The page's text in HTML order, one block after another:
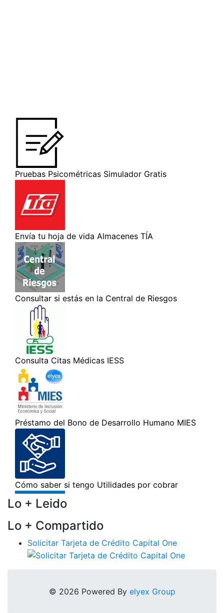
Lo + Leido
Lo + Compartido
Solicitar Tarjeta de Crédito Capital One
© 2026 Powered By elyex Group